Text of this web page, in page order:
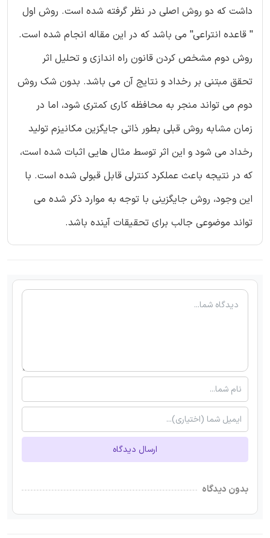
داشت که دو روش اصلی در نظر گرفته شده است. روش اول
'' قاعده انتراعی'' می باشد که در این مقاله انجام شده است.
روش دوم مشخص کردن قانون راه اندازی و تحلیل اثر
تحقق مبتنی بر رخداد و نتایج آن می باشد. بدون شک روش
دوم می تواند منجر به محافظه کاری کمتری شود، اما در
زمان مشابه روش قبلی بطور ذاتی جایگزین مکانیزم تولید
رخداد می شود و این اثر توسط مثال هایی اثبات شده است،
که در نتیجه باعث عملکرد کنترلی قابل قبولی شده است. با
این وجود، روش جایگزینی با توجه به موارد ذکر شده می
تواند موضوعی جالب برای تحقیقات آینده باشد.
ارسال دیدگاه
بدون دیدگاه